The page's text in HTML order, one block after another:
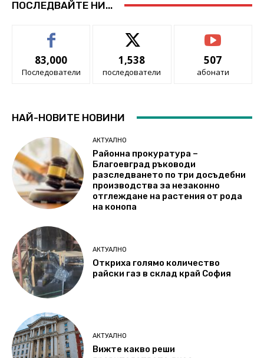
ПОСЛЕДВАЙТЕ НИ...
83,000
Последователи
1,538
последователи
507
абонати
НАЙ-НОВИТЕ НОВИНИ
АКТУАЛНО
Районна прокуратура –
Благоевград ръководи
разследването по три досъдебни
производства за незаконно
отглеждане на растения от рода
на конопа
АКТУАЛНО
Откриха голямо количество
райски газ в склад край София
АКТУАЛНО
Вижте какво реши